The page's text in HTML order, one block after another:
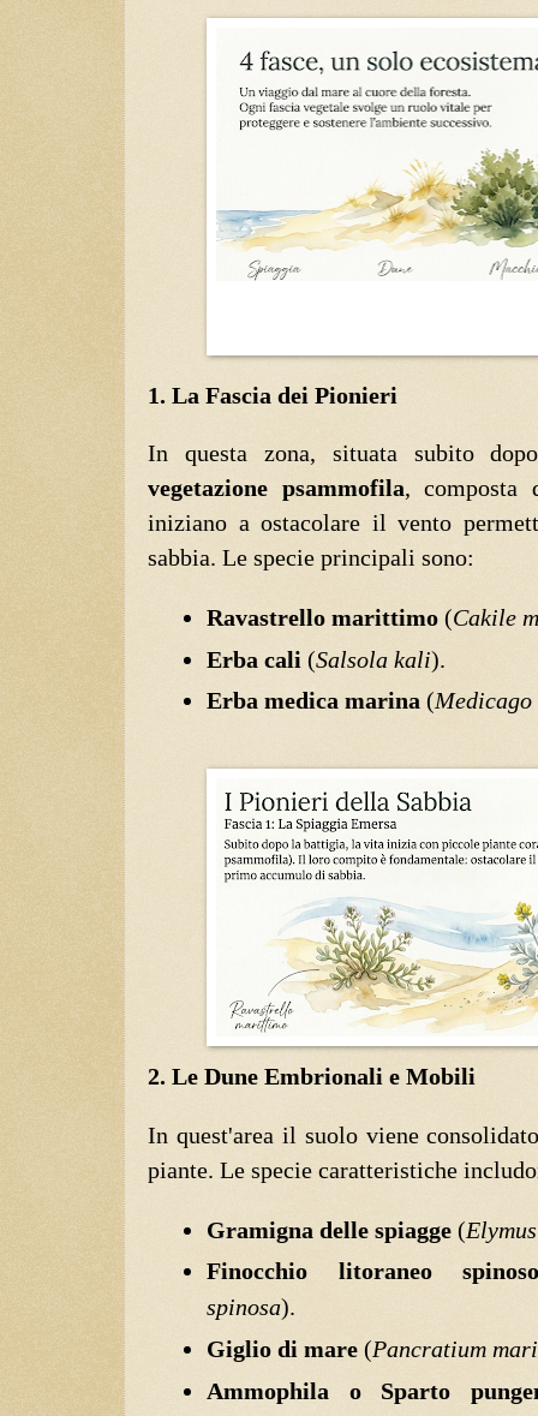
1. La Fascia dei Pionieri
In questa zona, situata subito
vegetazione psammofila, composta
iniziano a ostacolare il vento
sabbia. Le specie principali sono:
Ravastrello marittimo(Cakile
Erba cali (Salsola kali).
Erba medica marina (
2. Le Dune Embrionali e Mobili
In quest'area il suolo viene
piante. Le specie caratteristiche
Gramigna delle spiagge(
Finocchio litoraneo
spinosa).
Giglio di mare(Pancratium
Ammophila o Sparto